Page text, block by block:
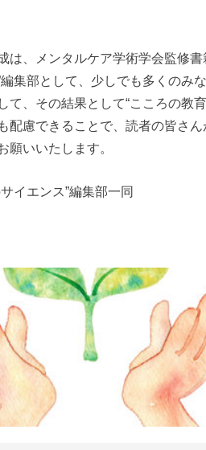
は、メンタルケア学術学会監修
集部として、少しでも多くのみ
て、その結果として“こころの教
配慮できることで、読者の皆さ
願いいたします。
イエンス”編集部一同